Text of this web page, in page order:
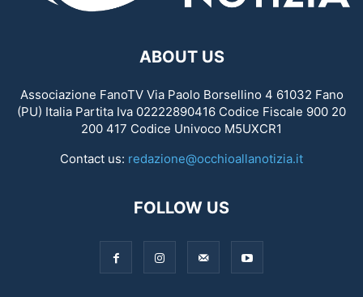
ABOUT US
Associazione FanoTV Via Paolo Borsellino 4 61032 Fano
(PU) Italia Partita Iva 02222890416 Codice Fiscale 900 20
200 417 Codice Univoco M5UXCR1
Contact us: redazione@occhioallanotizia.it
FOLLOW US